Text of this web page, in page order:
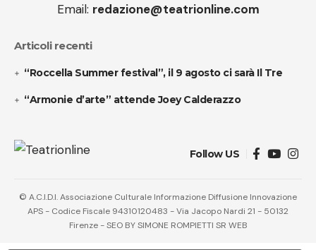
Email: redazione@teatrionline.com
Articoli recenti
“Roccella Summer festival”, il 9 agosto ci sarà Il Tre
“Armonie d’arte” attende Joey Calderazzo
Follow US
© A.C.I.D.I. Associazione Culturale Informazione Diffusione Innovazione
APS - Codice Fiscale 94310120483 - Via Jacopo Nardi 21 - 50132
Firenze - SEO BY SIMONE ROMPIETTI SR WEB